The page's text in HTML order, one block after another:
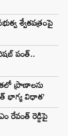
శ్వేతపత్రంపై
పంత్..
ప్రాణాలను
భాగ్య విధాత’
రేవంత్ రెడ్డిపై